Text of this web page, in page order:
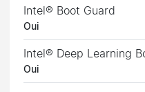
Intel® Boot Guard
Oui
Intel® Deep Learning
Oui